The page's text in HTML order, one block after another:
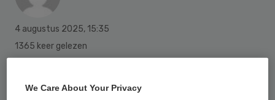
4 augustus 2025, 15:35
1365 keer gelezen
verder onder de nieuwe naam: Spoedteam
We Care About Your Privacy